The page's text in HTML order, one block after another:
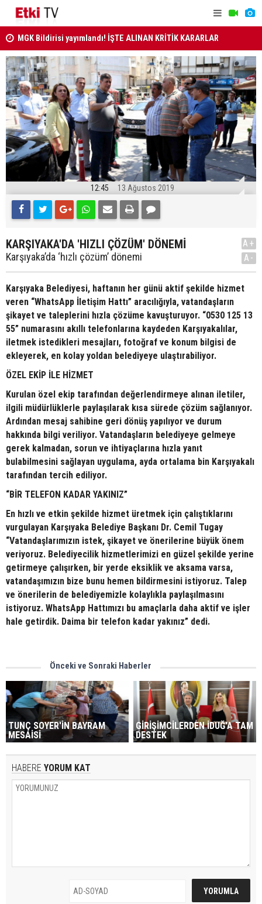
MGK Bildirisi yayımlandı! İŞTE ALINAN KRİTİK KARARLAR
ANAYASA MAHKEMESİ KARARLARI R. GAZETE'DE..
12:45 13 Ağustos 2019
KARŞIYAKA'DA 'HIZLI ÇÖZÜM' DÖNEMİ
Karşıyaka’da ‘hızlı çözüm’ dönemi
A+
A-
Karşıyaka Belediyesi, haftanın her günü aktif şekilde hizmet
veren “WhatsApp İletişim Hattı” aracılığıyla, vatandaşların
şikayet ve taleplerini hızla çözüme kavuşturuyor. “0530 125 13
55” numarasını akıllı telefonlarına kaydeden Karşıyakalılar,
iletmek istedikleri mesajları, fotoğraf ve konum bilgisi de
ekleyerek, en kolay yoldan belediyeye ulaştırabiliyor.
ÖZEL EKİP İLE HİZMET
Kurulan özel ekip tarafından değerlendirmeye alınan iletiler,
ilgili müdürlüklerle paylaşılarak kısa sürede çözüm sağlanıyor.
Ardından mesaj sahibine geri dönüş yapılıyor ve durum
hakkında bilgi veriliyor. Vatandaşların belediyeye gelmeye
gerek kalmadan, sorun ve ihtiyaçlarına hızla yanıt
bulabilmesini sağlayan uygulama, ayda ortalama bin Karşıyakalı
tarafından tercih ediliyor.
“BİR TELEFON KADAR YAKINIZ”
En hızlı ve etkin şekilde hizmet üretmek için çalıştıklarını
vurgulayan Karşıyaka Belediye Başkanı Dr. Cemil Tugay
“Vatandaşlarımızın istek, şikayet ve önerilerine büyük önem
veriyoruz. Belediyecilik hizmetlerimizi en güzel şekilde yerine
getirmeye çalışırken, bir yerde eksiklik ve aksama varsa,
vatandaşımızın bize bunu hemen bildirmesini istiyoruz. Talep
ve önerilerin de belediyemizle kolaylıkla paylaşılmasını
istiyoruz. WhatsApp Hattımızı bu amaçlarla daha aktif ve işler
hale getirdik. Daima bir telefon kadar yakınız” dedi.
Önceki ve Sonraki Haberler
TUNÇ SOYER'İN BAYRAM
MESAİSİ
GİRİŞİMCİLERDEN İDUĞ'A TAM
DESTEK
HABERE YORUM KAT